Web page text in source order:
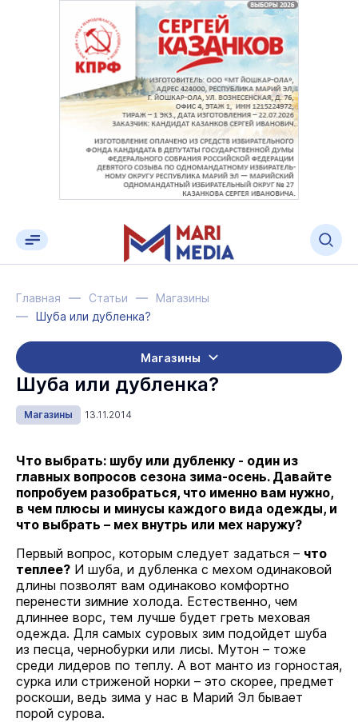
Главная Статьи
Магазины
Шуба или дубленка?
Магазины
Шуба или дубленка?
Магазины 13.11.2014
Что выбрать: шубу или дубленку - один из
главных вопросов сезона зима-осень. Давайте
попробуем разобраться, что именно вам нужно,
в чем плюсы и минусы каждого вида одежды, и
что выбрать – мех внутрь или мех наружу?
Первый вопрос, которым следует задаться – что
теплее? И шуба, и дубленка с мехом одинаковой
длины позволят вам одинаково комфортно
перенести зимние холода. Естественно, чем
длиннее ворс, тем лучше будет греть меховая
одежда. Для самых суровых зим подойдет шуба
из песца, чернобурки или лисы. Мутон – тоже
среди лидеров по теплу. А вот манто из горностая,
сурка или стриженой норки – это скорее, предмет
роскоши, ведь зима у нас в Марий Эл бывает
порой сурова.